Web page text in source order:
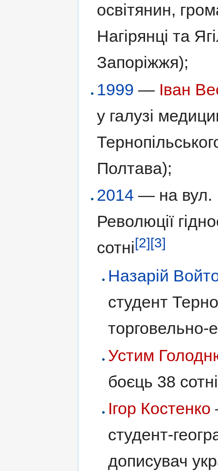
освітянин,
Нагірянці та
Запоріжжя);
1999 — Іван
у галузі
Полтава);
2014 — на вул.
Революції
сотні[2][3]
Назарій
студент
торговельно-
Устим
боєць 38
Ігор Костенко
студент-
дописувач